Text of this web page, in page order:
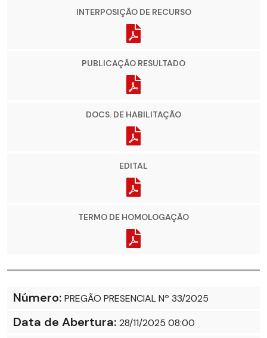
INTERPOSIÇÃO DE RECURSO
PUBLICAÇÃO RESULTADO
DOCS. DE HABILITAÇÃO
EDITAL
TERMO DE HOMOLOGAÇÃO
Número: PREGÃO PRESENCIAL Nº 33/2025
Data de Abertura: 28/11/2025 08:00